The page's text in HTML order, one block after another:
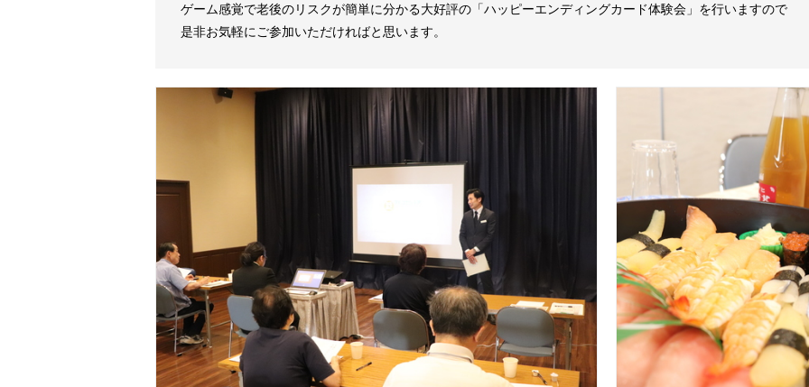
ゲーム感覚で老後のリスクが簡単に分かる大好評の「ハッピーエンディングカード体験会」を行いますので
是非お気軽にご参加いただければと思います。